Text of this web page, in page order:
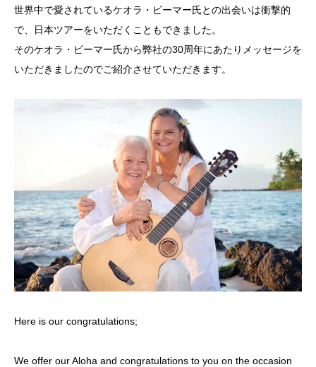
世界中で愛されているケオラ・ビーマー氏との出会いは衝撃的
で、日本ツアーをいただくこともできました。
そのケオラ・ビーマー氏から弊社の30周年にあたりメッセージを
いただきましたのでご紹介させていただきます。
Here is our congratulations;
We offer our Aloha and congratulations to you on the occasion